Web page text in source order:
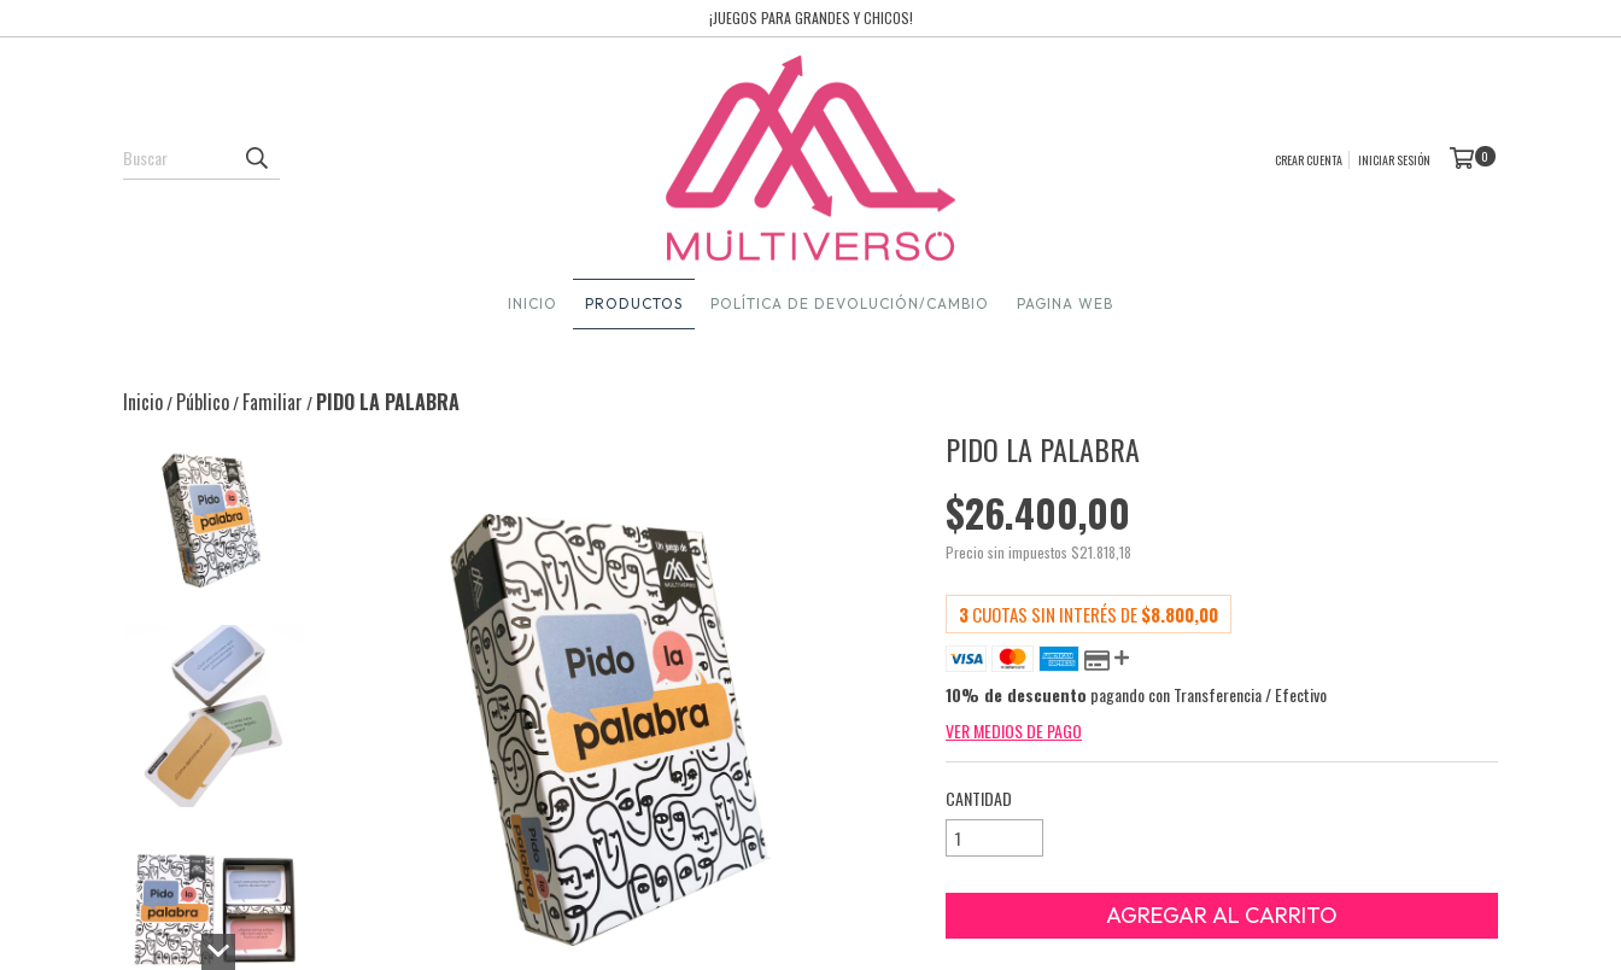
¡JUEGOS PARA GRANDES Y CHICOS!
CREAR CUENTA INICIAR SESIÓN 0
INICIO PRODUCTOS POLÍTICA DE DEVOLUCIÓN/CAMBIO PAGINA WEB
Inicio/Público/Familiar/PIDO LA PALABRA
PIDO LA PALABRA
$26.400,00
Precio sin impuestos $21.818,18
3CUOTAS SIN INTERÉS DE$8.800,00
10% de descuento pagando con Transferencia / Efectivo
VER MEDIOS DE PAGO
CANTIDAD